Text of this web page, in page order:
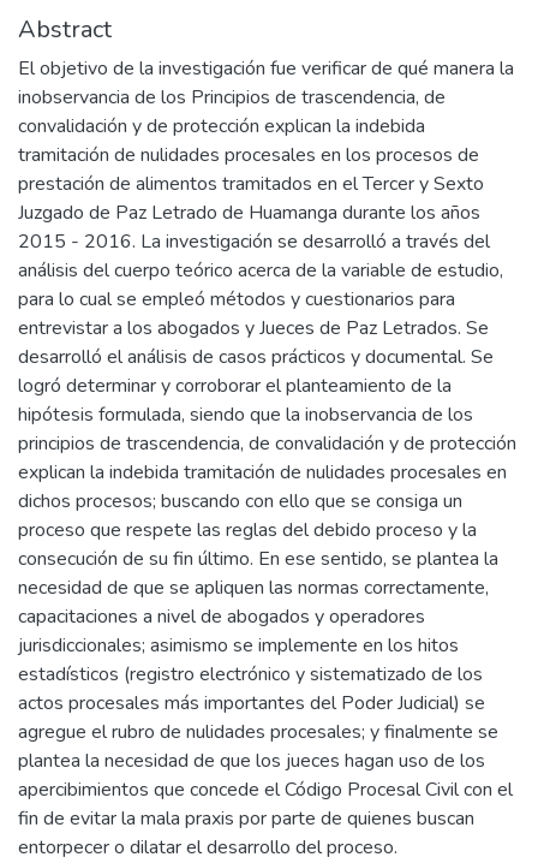
Abstract
El objetivo de la investigación fue verificar de qué manera la
inobservancia de los Principios de trascendencia, de
convalidación y de protección explican la indebida
tramitación de nulidades procesales en los procesos de
prestación de alimentos tramitados en el Tercer y Sexto
Juzgado de Paz Letrado de Huamanga durante los años
2015 - 2016. La investigación se desarrolló a través del
análisis del cuerpo teórico acerca de la variable de estudio,
para lo cual se empleó métodos y cuestionarios para
entrevistar a los abogados y Jueces de Paz Letrados. Se
desarrolló el análisis de casos prácticos y documental. Se
logró determinar y corroborar el planteamiento de la
hipótesis formulada, siendo que la inobservancia de los
principios de trascendencia, de convalidación y de protección
explican la indebida tramitación de nulidades procesales en
dichos procesos; buscando con ello que se consiga un
proceso que respete las reglas del debido proceso y la
consecución de su fin último. En ese sentido, se plantea la
necesidad de que se apliquen las normas correctamente,
capacitaciones a nivel de abogados y operadores
jurisdiccionales; asimismo se implemente en los hitos
estadísticos (registro electrónico y sistematizado de los
actos procesales más importantes del Poder Judicial) se
agregue el rubro de nulidades procesales; y finalmente se
plantea la necesidad de que los jueces hagan uso de los
apercibimientos que concede el Código Procesal Civil con el
fin de evitar la mala praxis por parte de quienes buscan
entorpecer o dilatar el desarrollo del proceso.